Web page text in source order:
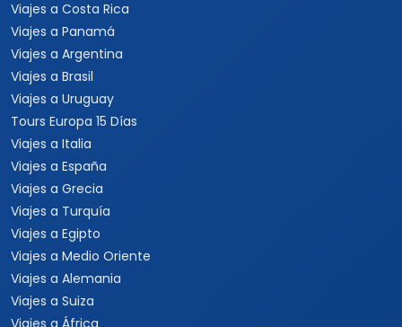
Viajes a Costa Rica
Viajes a Panamá
Viajes a Argentina
Viajes a Brasil
Viajes a Uruguay
Tours Europa 15 Días
Viajes a Italia
Viajes a España
Viajes a Grecia
Viajes a Turquía
Viajes a Egipto
Viajes a Medio Oriente
Viajes a Alemania
Viajes a Suiza
Viajes a África